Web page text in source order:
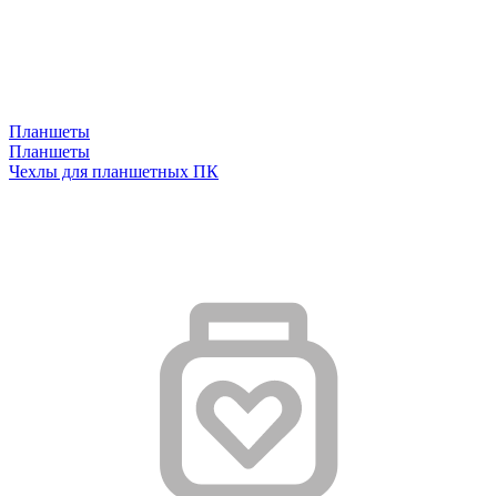
Планшеты
Планшеты
Чехлы для планшетных ПК